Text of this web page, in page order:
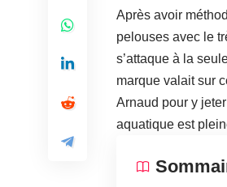
Après avoir
pelouses avec le
s’attaque à la
marque valait sur
Arnaud pour y
aquatique est